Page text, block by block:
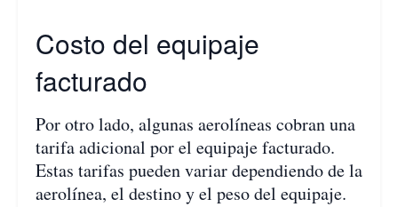
Costo del equipaje
facturado
Por otro lado, algunas aerolíneas cobran una
tarifa adicional por el equipaje facturado.
Estas tarifas pueden variar dependiendo de la
aerolínea, el destino y el peso del equipaje.